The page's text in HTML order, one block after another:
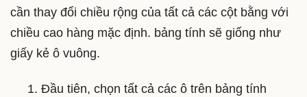
cần thay đổi chiều rộng của tất cả các cột bằng với
chiều cao hàng mặc định. bảng tính sẽ giống như
giấy kẻ ô vuông.
1. Đầu tiên, chọn tất cả các ô trên bảng tính